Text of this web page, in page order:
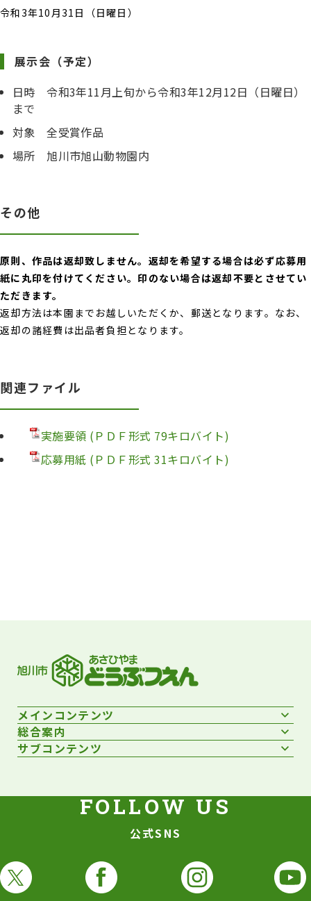
令和3年10月31日（日曜日）
展示会（予定）
日時 令和3年11月上旬から令和3年12月12日（日曜日）
まで
対象 全受賞作品
場所 旭川市旭山動物園内
その他
原則、作品は返却致しません。返却を希望する場合は必ず応募用
紙に丸印を付けてください。印のない場合は返却不要とさせてい
ただきます。
返却方法は本園までお越しいただくか、郵送となります。なお、
返却の諸経費は出品者負担となります。
関連ファイル
実施要領 (ＰＤＦ形式 79キロバイト)
応募用紙 (ＰＤＦ形式 31キロバイト)
メインコンテンツ
総合案内
サブコンテンツ
公式SNS